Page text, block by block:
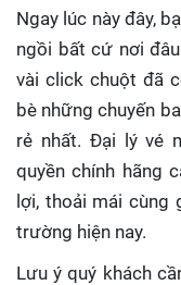
Ngay lúc này đây,
ngồi bất cứ nơi
vài click chuột đã
bè những chuyến
rẻ nhất. Đại lý vé
quyền chính hãng
lợi, thoải mái cùng
trường hiện nay.
Lưu ý quý khách